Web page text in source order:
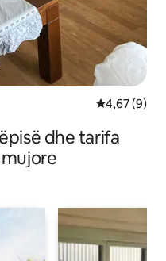
Vlerësimi
4,67 (9)
dhe tarifa